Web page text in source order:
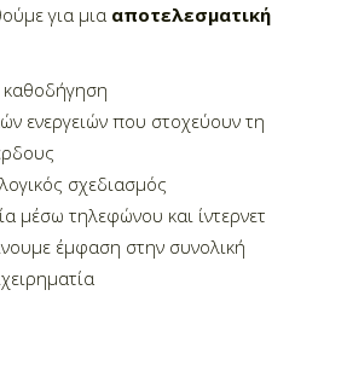
για μια αποτελεσματική
καθοδήγηση
ενεργειών που στοχεύουν τη
σχεδιασμός
μέσω τηλεφώνου και ίντερνετ
έμφαση στην συνολική